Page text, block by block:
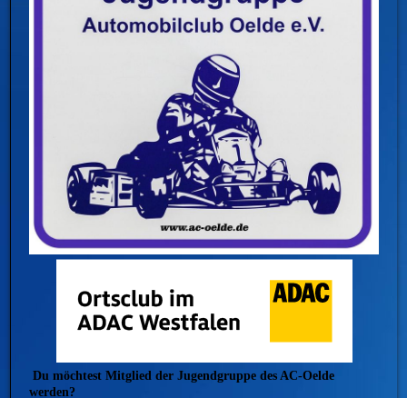
Du möchtest Mitglied der Jugendgruppe des AC-Oelde
werden?